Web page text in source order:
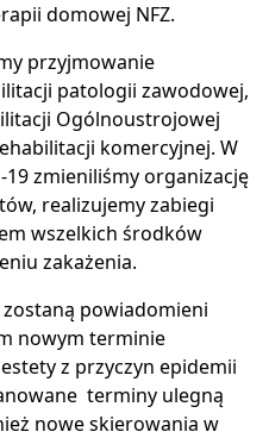
domowej NFZ.
przyjmowanie
patologii zawodowej,
Ogólnoustrojowej
komercyjnej. W
19 zmieniliśmy organizację
realizujemy zabiegi
wszelkich środków
zakażenia.
powiadomieni
nowym terminie
z przyczyn epidemii
terminy ulegną
nowe skierowania w